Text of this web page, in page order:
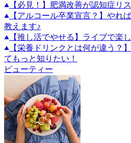
【必見！】肥満改善が認知症リ
【アルコール卒業宣言？】やれ
教えます♪
【推し活でやせる】ライブで楽
【栄養ドリンクとは何が違う？
てもっと知りたい！
ビューティー